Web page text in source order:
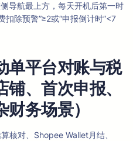
侧导航最上方，每天开机后第一时
扣除预警”≥2或“申报倒计时”<7
单平台对账与税
、首次申报、
务场景）
核对、Shopee Wallet月结、